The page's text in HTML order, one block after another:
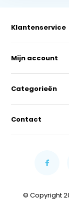
Klantenservice
Mijn account
Categorieën
Contact
© Copyright